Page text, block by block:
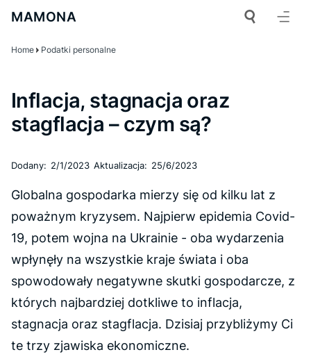
MAMONA
Home Podatki personalne
Inflacja, stagnacja oraz
stagflacja – czym są?
Dodany: 2/1/2023 Aktualizacja: 25/6/2023
Globalna gospodarka mierzy się od kilku lat z
poważnym kryzysem. Najpierw epidemia Covid-
19, potem wojna na Ukrainie - oba wydarzenia
wpłynęły na wszystkie kraje świata i oba
spowodowały negatywne skutki gospodarcze, z
których najbardziej dotkliwe to inflacja,
stagnacja oraz stagflacja. Dzisiaj przybliżymy Ci
te trzy zjawiska ekonomiczne.